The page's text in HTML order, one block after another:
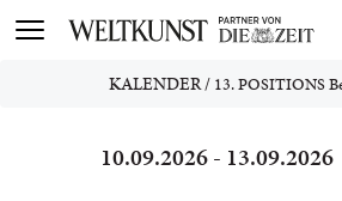
Toggle
KALENDER/ 13. POSITIONS
10.09.2026 - 13.09.2026